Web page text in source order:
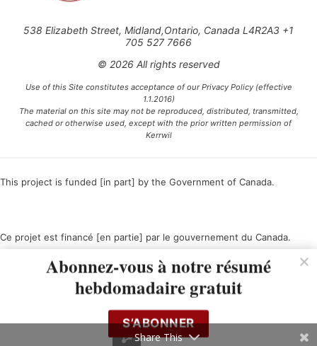
538 Elizabeth Street, Midland,Ontario, Canada L4R2A3 +1
705 527 7666
© 2026 All rights reserved
Use of this Site constitutes acceptance of our Privacy Policy (effective
1.1.2016)
The material on this site may not be reproduced, distributed, transmitted,
cached or otherwise used, except with the prior written permission of
Kerrwil
This project is funded [in part] by the Government of Canada.
Ce projet est financé [en partie] par le gouvernement du Canada.
Abonnez-vous à notre résumé
hebdomadaire gratuit
S’ABONNER
Share This